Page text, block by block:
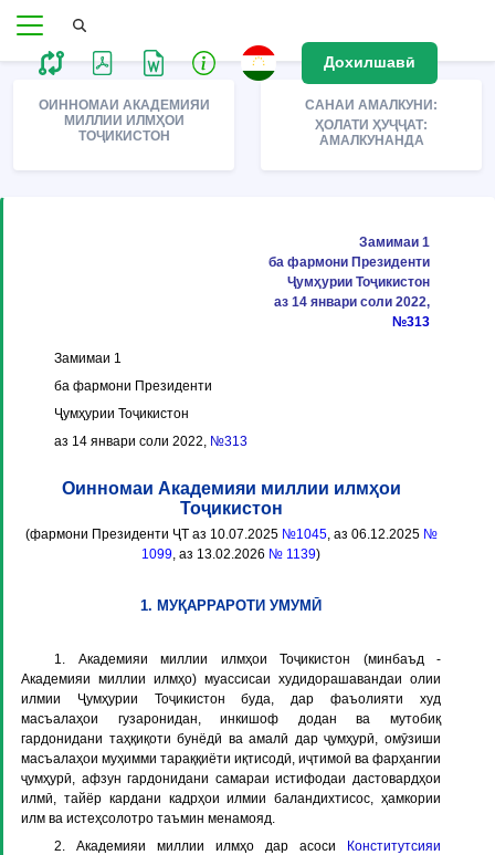
Дохилшавӣ
ОИННОМАИ АКАДЕМИЯИ
МИЛЛИИ ИЛМҲОИ
ТОҶИКИСТОН
САНАИ АМАЛКУНИ:
ҲОЛАТИ ҲУҶҶАТ:
АМАЛКУНАНДА
Замимаи 1
ба фармони Президенти
Ҷумҳурии Тоҷикистон
аз 14 январи соли 2022,
№313
Замимаи 1
ба фармони Президенти
Ҷумҳурии Тоҷикистон
аз 14 январи соли 2022, №313
Оинномаи Академияи миллии илмҳои
Тоҷикистон
(фармони Президенти ҶТ аз 10.07.2025 №1045, аз 06.12.2025 №
1099, аз 13.02.2026 № 1139)
1. МУҚАРРАРОТИ УМУМӢ
1. Академияи миллии илмҳои Тоҷикистон (минбаъд -
Академияи миллии илмҳо) муассисаи худидорашавандаи олии
илмии Ҷумҳурии Тоҷикистон буда, дар фаъолияти худ
масъалаҳои гузаронидан, инкишоф додан ва мутобиқ
гардонидани таҳқиқоти бунёдӣ ва амалӣ дар ҷумҳурӣ, омӯзиши
масъалаҳои муҳимми тараққиёти иқтисодӣ, иҷтимоӣ ва фарҳангии
ҷумҳурӣ, афзун гардонидани самараи истифодаи дастовардҳои
илмӣ, тайёр кардани кадрҳои илмии баландихтисос, ҳамкории
илм ва истеҳсолотро таъмин менамояд.
2. Академияи миллии илмҳо дар асоси
Конститутсияи